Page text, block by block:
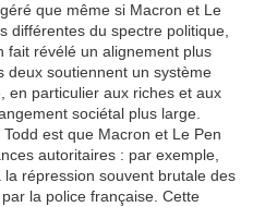
que même si Macron et Le
différentes du spectre politique,
fait révélé un alignement plus
deux soutiennent un système
en particulier aux riches et aux
sociétal plus large.
est que Macron et Le Pen
autoritaires : par exemple,
répression souvent brutale des
la police française. Cette